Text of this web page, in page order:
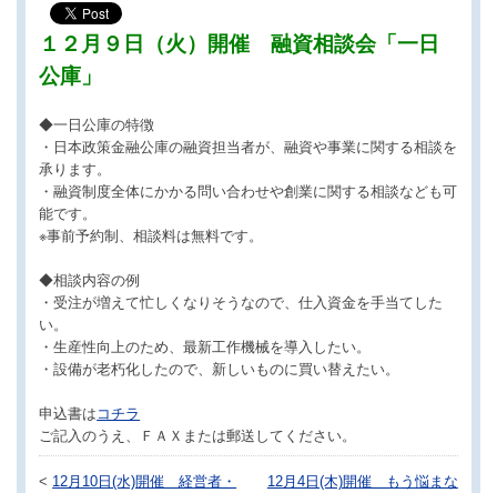
１２月９日（火）開催 融資相談会「一日
公庫」
◆一日公庫の特徴
・日本政策金融公庫の融資担当者が、融資や事業に関する相談を
承ります。
・融資制度全体にかかる問い合わせや創業に関する相談なども可
能です。
※事前予約制、相談料は無料です。
◆相談内容の例
・受注が増えて忙しくなりそうなので、仕入資金を手当てした
い。
・生産性向上のため、最新工作機械を導入したい。
・設備が老朽化したので、新しいものに買い替えたい。
申込書は コチラ
ご記入のうえ、ＦＡＸまたは郵送してください。
< 12月10日(水)開催 経営者・
12月4日(木)開催 もう悩まな